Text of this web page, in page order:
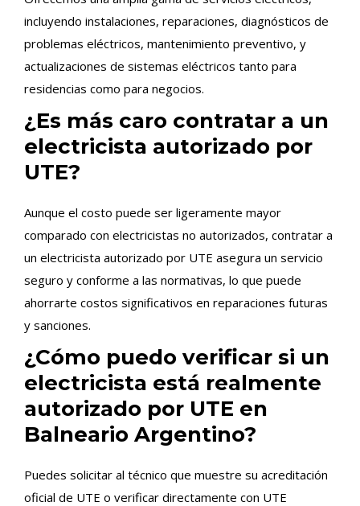
incluyendo instalaciones, reparaciones, diagnósticos de
problemas eléctricos, mantenimiento preventivo, y
actualizaciones de sistemas eléctricos tanto para
residencias como para negocios.
¿Es más caro contratar a un
electricista autorizado por
UTE?
Aunque el costo puede ser ligeramente mayor
comparado con electricistas no autorizados, contratar a
un electricista autorizado por UTE asegura un servicio
seguro y conforme a las normativas, lo que puede
ahorrarte costos significativos en reparaciones futuras
y sanciones.
¿Cómo puedo verificar si un
electricista está realmente
autorizado por UTE en
Balneario Argentino?
Puedes solicitar al técnico que muestre su acreditación
oficial de UTE o verificar directamente con UTE